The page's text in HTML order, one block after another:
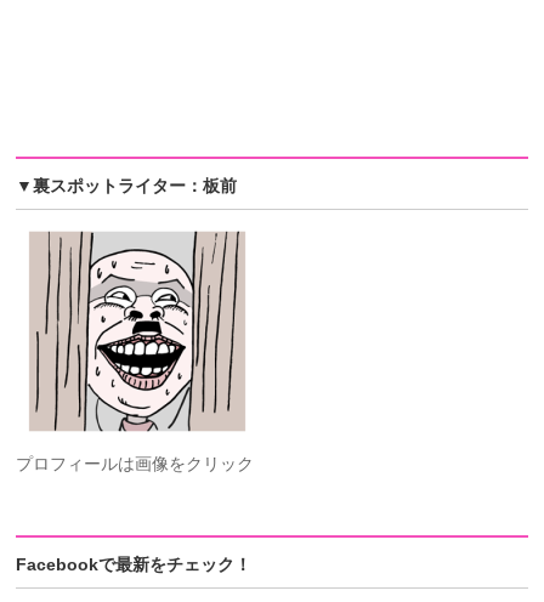
▼裏スポットライター：板前
プロフィールは画像をクリック
Facebookで最新をチェック！